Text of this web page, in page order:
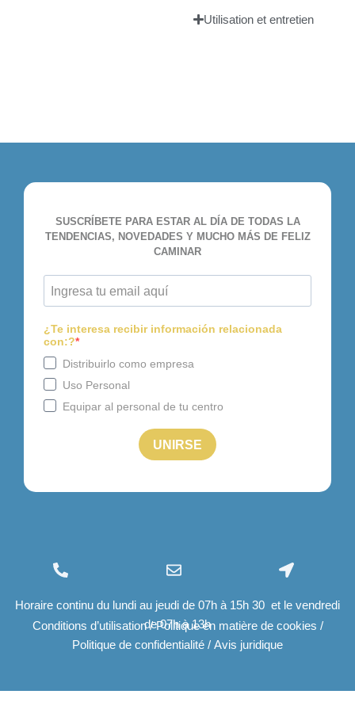
Utilisation et entretien
export@felizcaminar.com
(Alicante)
Espagne
Horaire continu du lundi au jeudi de 07h à 15h 30 et le vendredi
de 07h à 13h
Conditions d’utilisation/Politique en matière de cookies /
Politique de confidentialité / Avis juridique